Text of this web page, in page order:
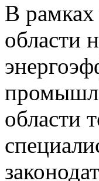
В рамках
области
области